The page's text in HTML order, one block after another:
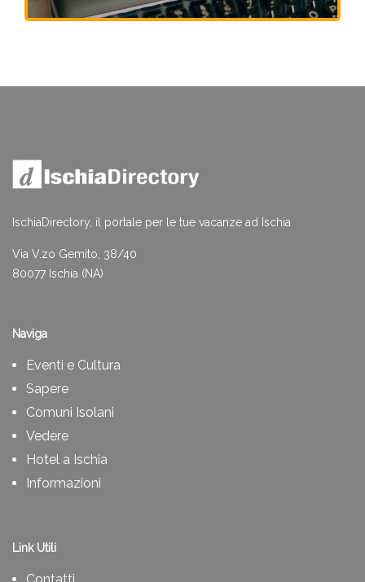
IschiaDirectory, il portale per le tue vacanze ad Ischia
Via V.zo Gemito, 38/40
80077 Ischia (NA)
Naviga
Eventi e Cultura
Sapere
Comuni Isolani
Vedere
Hotel a Ischia
Informazioni
Link Utili